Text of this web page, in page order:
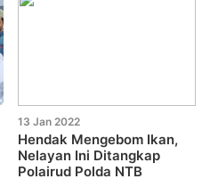
13 Jan 2022
Hendak Mengebom Ikan,
Nelayan Ini Ditangkap
Polairud Polda NTB